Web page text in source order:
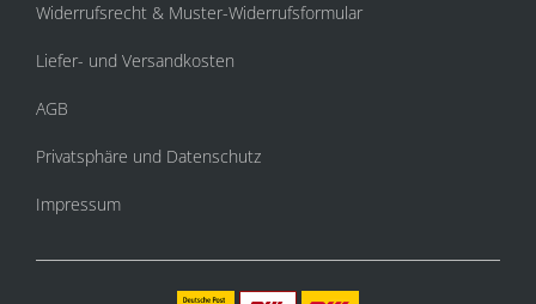
Widerrufsrecht & Muster-Widerrufsformular
Liefer- und Versandkosten
AGB
Privatsphäre und Datenschutz
Impressum